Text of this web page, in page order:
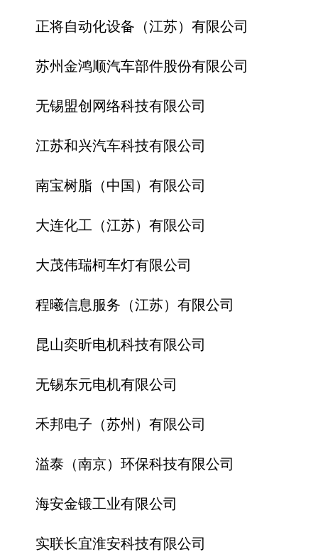
正将自动化设备（江苏）有限公司
苏州金鸿顺汽车部件股份有限公司
无锡盟创网络科技有限公司
江苏和兴汽车科技有限公司
南宝树脂（中国）有限公司
大连化工（江苏）有限公司
大茂伟瑞柯车灯有限公司
程曦信息服务（江苏）有限公司
昆山奕昕电机科技有限公司
无锡东元电机有限公司
禾邦电子（苏州）有限公司
溢泰（南京）环保科技有限公司
海安金锻工业有限公司
实联长宜淮安科技有限公司